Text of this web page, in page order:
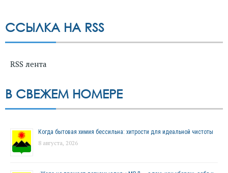
ССЫЛКА НА RSS
RSS лента
В СВЕЖЕМ НОМЕРЕ
Когда бытовая химия бессильна: хитрости для идеальной чистоты
8 августа, 2026